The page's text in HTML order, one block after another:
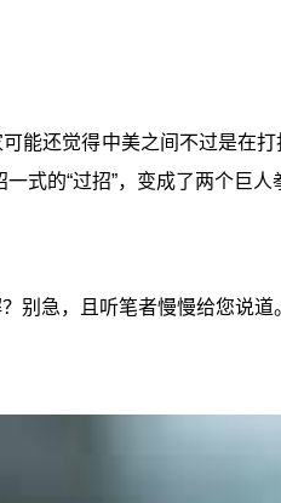
能还觉得中美之间不过是在
式的“过招”，变成了两个巨人
别急，且听笔者慢慢给您说道